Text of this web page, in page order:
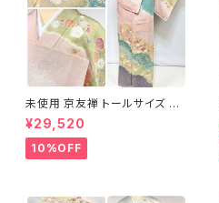
未使用 京友禅 トールサイズ 染
め分け 金彩 訪問着 袷 正絹 ピ
ンク 黄緑 紫 黄色 1438
¥29,520
10%OFF